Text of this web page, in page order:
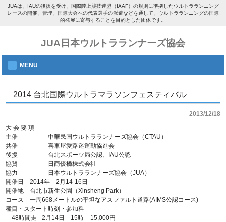
JUAは、IAUの後援を受け、国際陸上競技連盟（IAAF）の規則に準拠したウルトラランニング
レースの開催、管理、国際大会への代表選手の派遣などを通して、ウルトラランニングの国際
的発展に寄与することを目的とした団体です。
JUA日本ウルトラランナーズ協会
MENU
2014 台北国際ウルトラマラソンフェスティバル
2013/12/18
大 会 要 項
主催
中華民国ウルトラランナーズ協会（CTAU）
共催
喜車屋愛路迷運動協進会
後援
台北スポーツ局公認、IAU公認
協賛
日商優橋株式会社
協力
日本ウルトラランナーズ協会（JUA）
開催日
2014年 2月14-16日
開催地
台北市新生公園（Xinsheng Park）
コース
一周668メートルの平坦なアスファルト道路(AIMS公認コース)
種目・スタート時刻・参加料
48時間走
2月14日 15時
15,000円